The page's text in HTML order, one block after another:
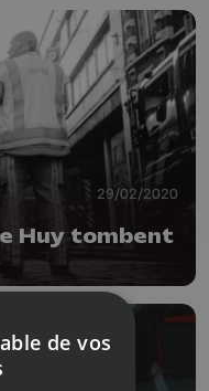
29/02/2020
Huy tombent
de vos